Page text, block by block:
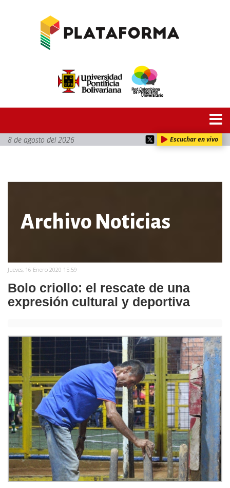
8 de agosto del 2026 Escuchar en vivo
Archivo Noticias
Jueves, 16 Enero 2020 15:59
Bolo criollo: el rescate de una
expresión cultural y deportiva